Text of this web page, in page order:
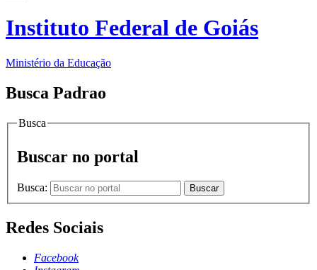
Instituto Federal de Goiás
Ministério da Educação
Busca Padrao
Busca
Buscar no portal
Busca: Buscar
Redes Sociais
Facebook